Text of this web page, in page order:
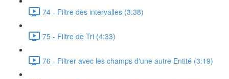
74 - Filtre des intervalles (3:38)
75 - Filtre de Tri (4:33)
76 - Filtrer avec les champs d'une autre Entité (3:19)